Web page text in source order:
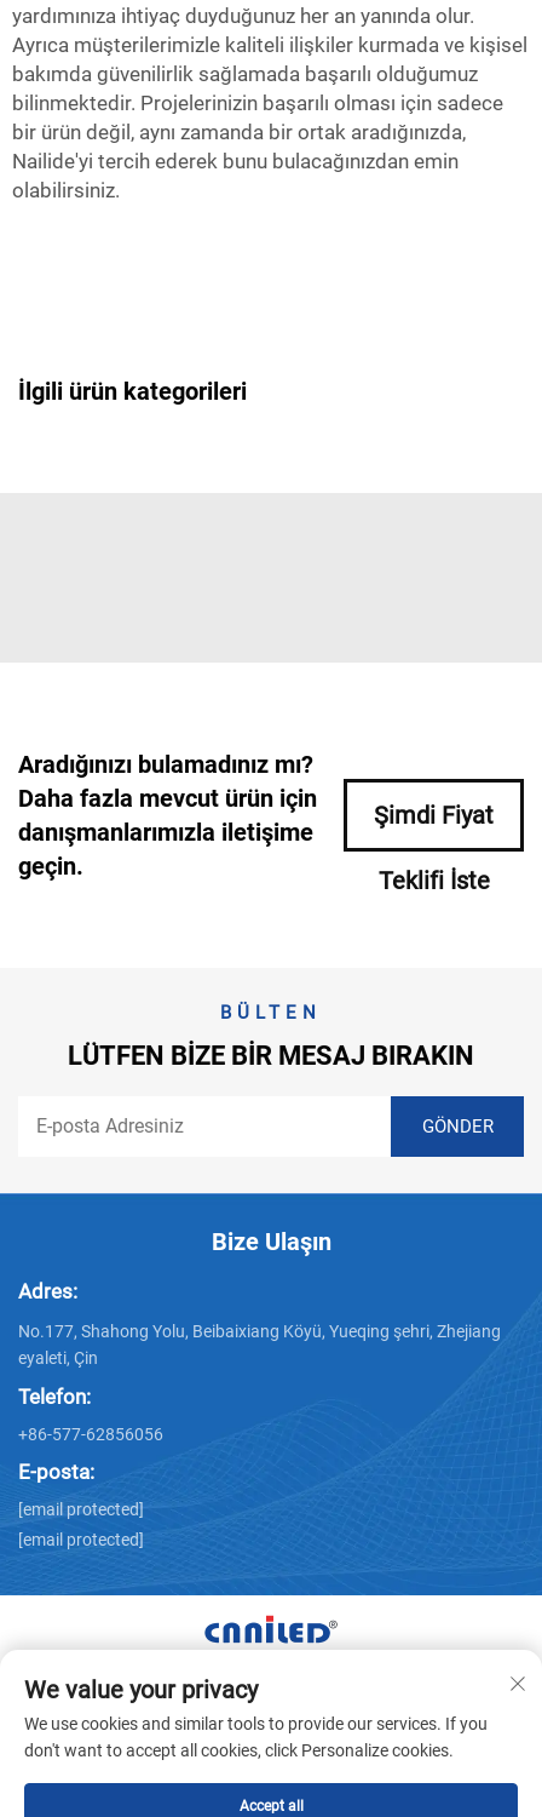
yardımınıza ihtiyaç duyduğunuz her an yanında olur.
Ayrıca müşterilerimizle kaliteli ilişkiler kurmada ve kişisel
bakımda güvenilirlik sağlamada başarılı olduğumuz
bilinmektedir. Projelerinizin başarılı olması için sadece
bir ürün değil, aynı zamanda bir ortak aradığınızda,
Nailide'yi tercih ederek bunu bulacağınızdan emin
olabilirsiniz.
İlgili ürün kategorileri
Aradığınızı bulamadınız mı?
Daha fazla mevcut ürün için
danışmanlarımızla iletişime
geçin.
Şimdi Fiyat
Teklifi İste
BÜLTEN
LÜTFEN BIZE BIR MESAJ BIRAKIN
Bize Ulaşın
Adres:
No.177, Shahong Yolu, Beibaixiang Köyü, Yueqing şehri, Zhejiang
eyaleti, Çin
Telefon:
+86-577-62856056
E-posta:
[email protected]
[email protected]
Tüm Hakları Zhejiang Nailide Power Technology Co.,Ltd.
Şirketine Aittir © -Gizlilik politikası
We value your privacy
We use cookies and similar tools to provide our services. If you
don't want to accept all cookies, click Personalize cookies.
Accept all